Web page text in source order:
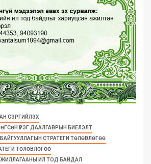
СЭРГИЙЛЭХ
ҮҮРЭГ ДААЛГАВРЫН БИЕЛЭЛТ
БАЙГУУЛЛАГЫН СТРАТЕГИ ТӨЛӨВЛӨГӨӨ
ТӨЛӨВЛӨГӨӨ
ИЛ ТОД БАЙДАЛ